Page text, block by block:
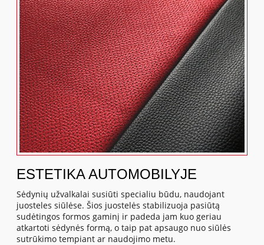
ESTETIKA AUTOMOBILYJE
Sėdynių užvalkalai susiūti specialiu būdu, naudojant
juosteles siūlėse. Šios juostelės stabilizuoja pasiūtą
sudėtingos formos gaminį ir padeda jam kuo geriau
atkartoti sėdynės formą, o taip pat apsaugo nuo siūlės
sutrūkimo tempiant ar naudojimo metu.